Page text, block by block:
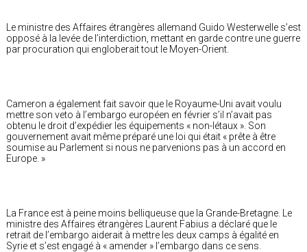
Le ministre des Affaires étrangères allemand Guido Westerwelle s’est
opposé à la levée de l’interdiction, mettant en garde contre une guerre
par procuration qui engloberait tout le Moyen-Orient.
Cameron a également fait savoir que le Royaume-Uni avait voulu
mettre son veto à l’embargo européen en février s’il n’avait pas
obtenu le droit d’expédier les équipements « non-létaux ». Son
gouvernement avait même préparé une loi qui était « prête à être
soumise au Parlement si nous ne parvenions pas à un accord en
Europe. »
La France est à peine moins belliqueuse que la Grande-Bretagne. Le
ministre des Affaires étrangères Laurent Fabius a déclaré que le
retrait de l’embargo aiderait à mettre les deux camps à égalité en
Syrie et s’est engagé à « amender » l’embargo dans ce sens.